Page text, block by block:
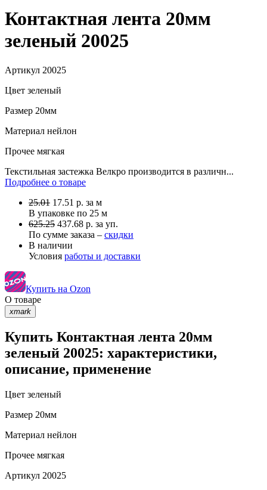
Контактная лента 20мм
зеленый 20025
Артикул 20025
Цвет зеленый
Размер 20мм
Материал нейлон
Прочее мягкая
Текстильная застежка Велкро производится в различн...
Подробнее о товаре
25.01 17.51 р. за м
В упаковке по 25 м
625.25 437.68 р. за уп.
По сумме заказа – скидки
В наличии
Условия работы и доставки
Купить на Ozon
О товаре
xmark
Купить Контактная лента 20мм
зеленый 20025: характеристики,
описание, применение
Цвет зеленый
Размер 20мм
Материал нейлон
Прочее мягкая
Артикул 20025